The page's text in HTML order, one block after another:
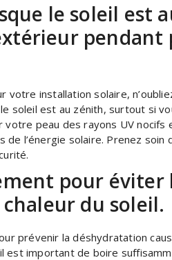
le soleil est
pendant
votre installation solaire,
soleil est au zénith, surtout si
peau des rayons UV nocifs
l’énergie solaire. Prenez soin
pour éviter
du soleil.
prévenir la déshydratation
est important de boire